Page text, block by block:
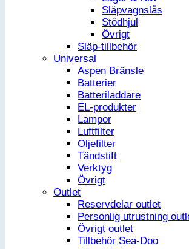
Släpvagnslås
Stödhjul
Övrigt
Släp-tillbehör
Universal
Aspen Bränsle
Batterier
Batteriladdare
EL-produkter
Lampor
Luftfilter
Oljefilter
Tändstift
Verktyg
Övrigt
Outlet
Reservdelar outlet
Personlig utrustning
Övrigt outlet
Tillbehör Sea-Doo